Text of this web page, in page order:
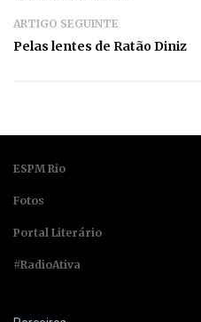
ARTIGO SEGUINTE
Pelas lentes de Ratão Diniz
ESPM Rio
Fotos
Portal Literário
#RadioAtiva